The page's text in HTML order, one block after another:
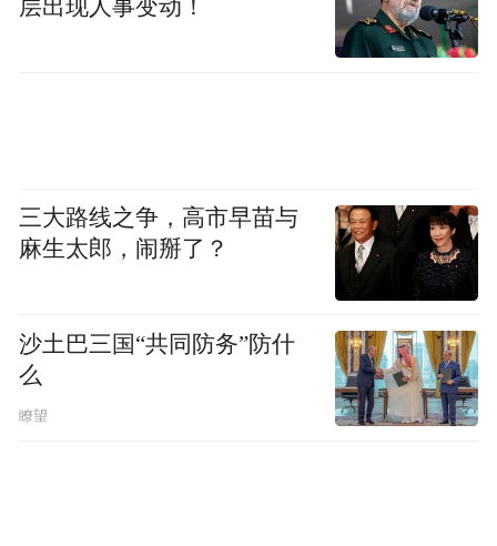
层出现人事变动！
三大路线之争，高市早苗与
麻生太郎，闹掰了？
沙土巴三国“共同防务”防什
么
瞭望